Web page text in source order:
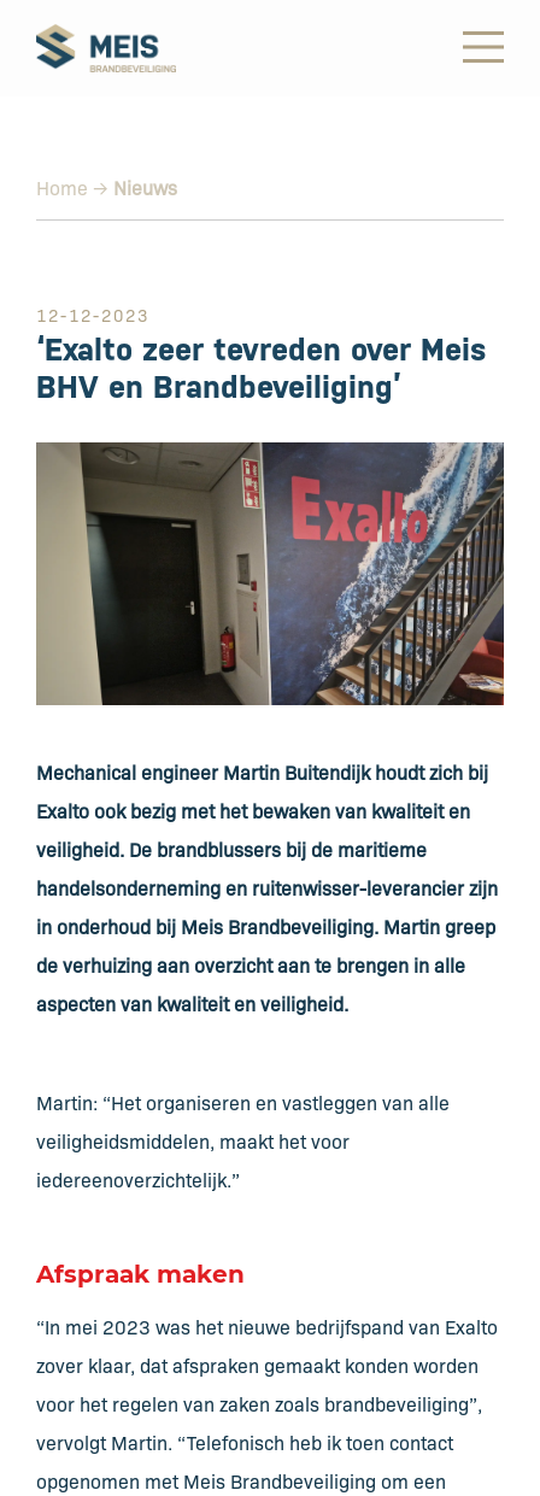
Home → Nieuws
12-12-2023
‘Exalto zeer tevreden over Meis
BHV en Brandbeveiliging’
Mechanical engineer Martin Buitendijk houdt zich bij
Exalto ook bezig met het bewaken van kwaliteit en
veiligheid. De brandblussers bij de maritieme
handelsonderneming en ruitenwisser-leverancier zijn
in onderhoud bij Meis Brandbeveiliging. Martin greep
de verhuizing aan overzicht aan te brengen in alle
aspecten van kwaliteit en veiligheid.
Martin: “Het organiseren en vastleggen van alle
veiligheidsmiddelen, maakt het voor
iedereenoverzichtelijk.”
Afspraak maken
“In mei 2023 was het nieuwe bedrijfspand van Exalto
zover klaar, dat afspraken gemaakt konden worden
voor het regelen van zaken zoals brandbeveiliging”,
vervolgt Martin. “Telefonisch heb ik toen contact
opgenomen met Meis Brandbeveiliging om een